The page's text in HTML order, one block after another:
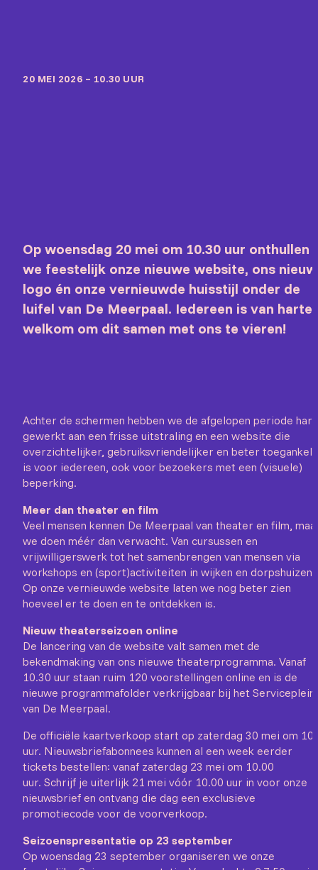
20 MEI 2026 – 10.30 UUR
Op woensdag 20 mei om 10.30 uur onthullen
we feestelijk onze nieuwe website, ons
logo én onze vernieuwde huisstijl onder de
luifel van De Meerpaal. Iedereen is van harte
welkom om dit samen met ons te vieren!
Achter de schermen hebben we de afgelopen periode hard
gewerkt aan een frisse uitstraling en een website die
overzichtelijker, gebruiksvriendelijker en beter
is voor iedereen, ook voor bezoekers met een (visuele)
beperking.
Meer dan theater en film
Veel mensen kennen De Meerpaal van theater en film,
we doen méér dan verwacht. Van cursussen en
vrijwilligerswerk tot het samenbrengen van mensen via
workshops en (sport)activiteiten in wijken en dorpshuizen.
Op onze vernieuwde website laten we nog beter zien
hoeveel er te doen en te ontdekken is.
Nieuw theaterseizoen online
De lancering van de website valt samen met de
bekendmaking van ons nieuwe theaterprogramma. Vanaf
10.30 uur staan ruim 120 voorstellingen online en is de
nieuwe programmafolder verkrijgbaar bij het Serviceplein
van De Meerpaal.
De officiële kaartverkoop start op zaterdag 30 mei om
uur. Nieuwsbriefabonnees kunnen al een week eerder
tickets bestellen: vanaf zaterdag 23 mei om 10.00
uur. Schrijf je uiterlijk 21 mei vóór 10.00 uur in voor onze
nieuwsbrief en ontvang die dag een exclusieve
promotiecode voor de voorverkoop.
Seizoenspresentatie op 23 september
Op woensdag 23 september organiseren we onze